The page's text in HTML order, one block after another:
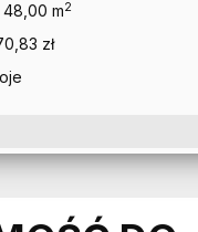
48,00 m2
zł